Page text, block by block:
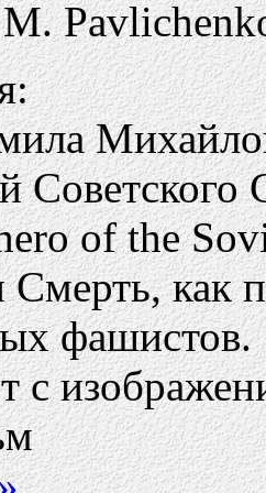
Советского
of the
как
фашистов.
с